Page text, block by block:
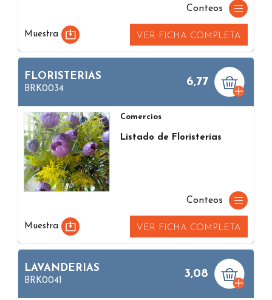
Conteos
Muestra VER FICHA COMPLETA
FLORISTERIAS
BRK0034
6,77
Comercios
Listado de Floristerias
Conteos
Muestra VER FICHA COMPLETA
LAVANDERIAS
BRK0041
3,08